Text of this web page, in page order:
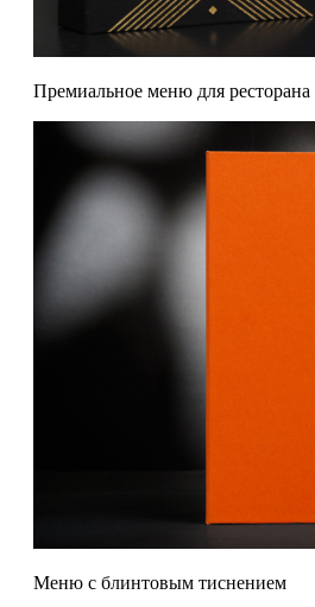
Премиальное меню для ресторана
Меню с блинтовым тиснением